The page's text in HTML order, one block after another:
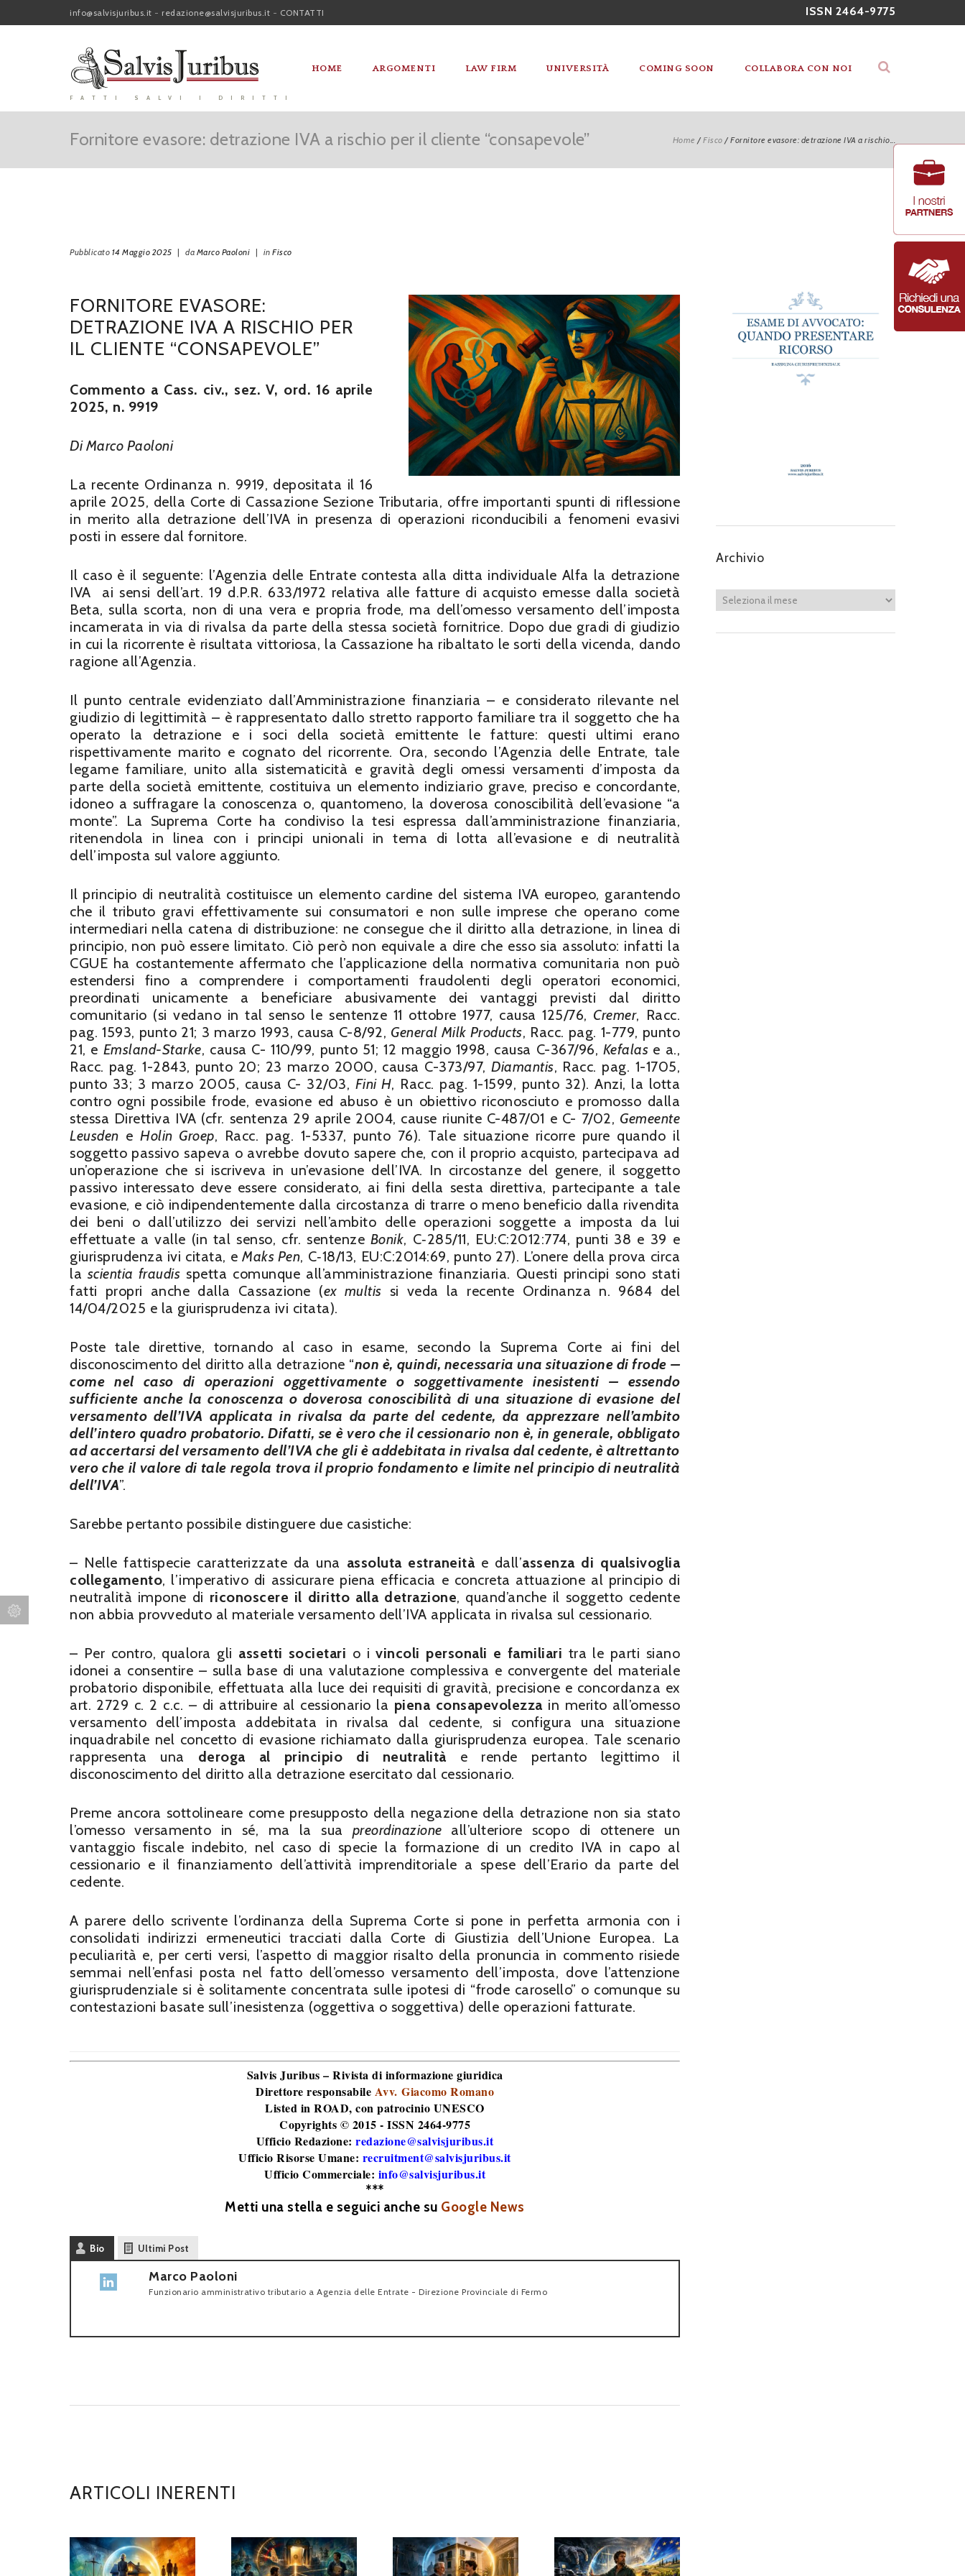
ISSN 2464-9775
info@salvisjuribus.it - redazione@salvisjuribus.it - CONTATTI
FATTI SALVI I DIRITTI
HOME ARGOMENTI LAW FIRM UNIVERSITÀ COMING SOON COLLABORA CON NOI
Home /Fisco /Fornitore evasore: detrazione IVA a rischio...
Fornitore evasore: detrazione IVA a rischio per il cliente “consapevole”
Pubblicato 14 Maggio 2025 | da Marco Paoloni | in Fisco
FORNITORE EVASORE:
DETRAZIONE IVA A RISCHIO PER
IL CLIENTE “CONSAPEVOLE”
Commento a Cass. civ., sez. V, ord. 16 aprile
2025, n. 9919
Di Marco Paoloni
La recente Ordinanza n. 9919, depositata il 16
aprile 2025, della Corte di Cassazione Sezione Tributaria, offre importanti spunti di riflessione
in merito alla detrazione dell’IVA in presenza di operazioni riconducibili a fenomeni evasivi
posti in essere dal fornitore.
Il caso è il seguente: l’Agenzia delle Entrate contesta alla ditta individuale Alfa la detrazione
IVA ai sensi dell’art. 19 d.P.R. 633/1972 relativa alle fatture di acquisto emesse dalla società
Beta, sulla scorta, non di una vera e propria frode, ma dell’omesso versamento dell’imposta
incamerata in via di rivalsa da parte della stessa società fornitrice. Dopo due gradi di giudizio
in cui la ricorrente è risultata vittoriosa, la Cassazione ha ribaltato le sorti della vicenda, dando
ragione all’Agenzia.
Il punto centrale evidenziato dall’Amministrazione finanziaria – e considerato rilevante nel
giudizio di legittimità – è rappresentato dallo stretto rapporto familiare tra il soggetto che ha
operato la detrazione e i soci della società emittente le fatture: questi ultimi erano
rispettivamente marito e cognato del ricorrente. Ora, secondo l’Agenzia delle Entrate, tale
legame familiare, unito alla sistematicità e gravità degli omessi versamenti d’imposta da
parte della società emittente, costituiva un elemento indiziario grave, preciso e concordante,
idoneo a suffragare la conoscenza o, quantomeno, la doverosa conoscibilità dell’evasione “a
monte”. La Suprema Corte ha condiviso la tesi espressa dall’amministrazione finanziaria,
ritenendola in linea con i principi unionali in tema di lotta all’evasione e di neutralità
dell’imposta sul valore aggiunto.
Il principio di neutralità costituisce un elemento cardine del sistema IVA europeo, garantendo
che il tributo gravi effettivamente sui consumatori e non sulle imprese che operano come
intermediari nella catena di distribuzione: ne consegue che il diritto alla detrazione, in linea di
principio, non può essere limitato. Ciò però non equivale a dire che esso sia assoluto: infatti la
CGUE ha costantemente affermato che l’applicazione della normativa comunitaria non può
estendersi fino a comprendere i comportamenti fraudolenti degli operatori economici,
preordinati unicamente a beneficiare abusivamente dei vantaggi previsti dal diritto
comunitario (si vedano in tal senso le sentenze 11 ottobre 1977, causa 125/76, Cremer, Racc.
pag. 1593, punto 21; 3 marzo 1993, causa C-8/92, General Milk Products, Racc. pag. 1-779, punto
21, e Emsland-Starke, causa C- 110/99, punto 51; 12 maggio 1998, causa C-367/96, Kefalas e a.,
Racc. pag. 1-2843, punto 20; 23 marzo 2000, causa C-373/97,Diamantis, Racc. pag. 1-1705,
punto 33; 3 marzo 2005, causa C- 32/03, Fini H, Racc. pag. 1-1599, punto 32). Anzi, la lotta
contro ogni possibile frode, evasione ed abuso è un obiettivo riconosciuto e promosso dalla
stessa Direttiva IVA (cfr. sentenza 29 aprile 2004, cause riunite C-487/01 e C- 7/02, Gemeente
Leusden eHolin Groep, Racc. pag. 1-5337, punto 76). Tale situazione ricorre pure quando il
soggetto passivo sapeva o avrebbe dovuto sapere che, con il proprio acquisto, partecipava ad
un’operazione che si iscriveva in un’evasione dell’IVA. In circostanze del genere, il soggetto
passivo interessato deve essere considerato, ai fini della sesta direttiva, partecipante a tale
evasione, e ciò indipendentemente dalla circostanza di trarre o meno beneficio dalla rivendita
dei beni o dall’utilizzo dei servizi nell’ambito delle operazioni soggette a imposta da lui
effettuate a valle (in tal senso, cfr. sentenze Bonik, C‑285/11, EU:C:2012:774, punti 38 e 39 e
giurisprudenza ivi citata, eMaks Pen, C‑18/13, EU:C:2014:69, punto 27). L’onere della prova circa
la scientia fraudis spetta comunque all’amministrazione finanziaria. Questi principi sono stati
fatti propri anche dalla Cassazione (ex multis si veda la recente Ordinanza n. 9684 del
14/04/2025 e la giurisprudenza ivi citata).
Poste tale direttive, tornando al caso in esame, secondo la Suprema Corte ai fini del
disconoscimento del diritto alla detrazione “non è, quindi, necessaria una situazione di frode –
come nel caso di operazioni oggettivamente o soggettivamente inesistenti – essendo
sufficiente anche la conoscenza o doverosa conoscibilità di una situazione di evasione del
versamento dell’IVA applicata in rivalsa da parte del cedente, da apprezzare nell’ambito
dell’intero quadro probatorio. Difatti, se è vero che il cessionario non è, in generale, obbligato
ad accertarsi del versamento dell’IVA che gli è addebitata in rivalsa dal cedente, è altrettanto
vero che il valore di tale regola trova il proprio fondamento e limite nel principio di neutralità
dell’IVA”.
Sarebbe pertanto possibile distinguere due casistiche:
– Nelle fattispecie caratterizzate da una assoluta estraneitàe dall’assenza di qualsivoglia
collegamento, l’imperativo di assicurare piena efficacia e concreta attuazione al principio di
neutralità impone di riconoscere il diritto alla detrazione, quand’anche il soggetto cedente
non abbia provveduto al materiale versamento dell’IVA applicata in rivalsa sul cessionario.
– Per contro, qualora gli assetti societari o ivincoli personali e familiari tra le parti siano
idonei a consentire – sulla base di una valutazione complessiva e convergente del materiale
probatorio disponibile, effettuata alla luce dei requisiti di gravità, precisione e concordanza ex
art. 2729 c. 2 c.c. – di attribuire al cessionario la piena consapevolezzain merito all’omesso
versamento dell’imposta addebitata in rivalsa dal cedente, si configura una situazione
inquadrabile nel concetto di evasione richiamato dalla giurisprudenza europea. Tale scenario
rappresenta una deroga al principio di neutralitàe rende pertanto legittimo il
disconoscimento del diritto alla detrazione esercitato dal cessionario.
Preme ancora sottolineare come presupposto della negazione della detrazione non sia stato
l’omesso versamento in sé, ma la sua preordinazione all’ulteriore scopo di ottenere un
vantaggio fiscale indebito, nel caso di specie la formazione di un credito IVA in capo al
cessionario e il finanziamento dell’attività imprenditoriale a spese dell’Erario da parte del
cedente.
A parere dello scrivente l’ordinanza della Suprema Corte si pone in perfetta armonia con i
consolidati indirizzi ermeneutici tracciati dalla Corte di Giustizia dell’Unione Europea. La
peculiarità e, per certi versi, l’aspetto di maggior risalto della pronuncia in commento risiede
semmai nell’enfasi posta nel fatto dell’omesso versamento dell’imposta, dove l’attenzione
giurisprudenziale si è solitamente concentrata sulle ipotesi di “frode carosello” o comunque su
contestazioni basate sull’inesistenza (oggettiva o soggettiva) delle operazioni fatturate.
Salvis Juribus – Rivista di informazione giuridica
Direttore responsabile Avv. Giacomo Romano
Listed in ROAD, con patrocinio UNESCO
Copyrights © 2015 - ISSN 2464-9775
Ufficio Redazione: redazione@salvisjuribus.it
Ufficio Risorse Umane: recruitment@salvisjuribus.it
Ufficio Commerciale: info@salvisjuribus.it
***
Metti una stella e seguici anche su Google News
Bio Ultimi Post
Marco Paoloni
Funzionario amministrativo tributario a Agenzia delle Entrate - Direzione Provinciale di Fermo
ARTICOLI INERENTI
Archivio